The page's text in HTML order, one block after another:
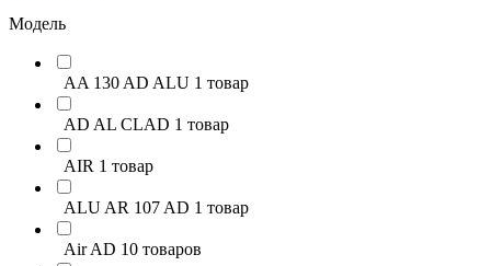
Модель
AA 130 AD ALU 1 товар
AD AL CLAD 1 товар
AIR 1 товар
ALU AR 107 AD 1 товар
Air AD 10 товаров